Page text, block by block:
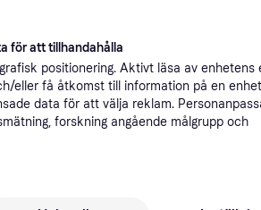
för att tillhandahålla
positionering. Aktivt läsa av enhetens
eller få åtkomst till information på en
data för att välja reklam.
forskning angående målgrupp och